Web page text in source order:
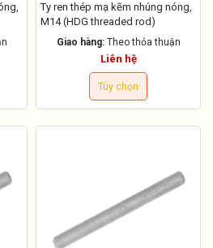
Ty ren thép mạ kẽm nhúng nóng,
M14 (HDG threaded rod)
Giao hàng: Theo thỏa thuận
Liên hệ
Tùy chọn